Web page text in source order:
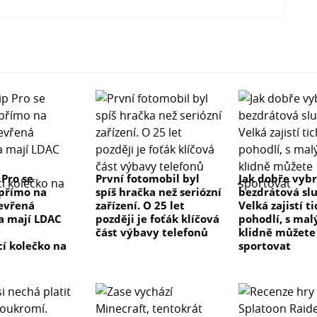
se
na
mají LDAC
kolečko na
První fotomobil byl
spíš hračka než seriózní
zařízení. O 25 let
později je foťák klíčová
část výbavy telefonů
Jak dobře
bezdrátová
Velká zajistí
pohodlí, s
klidně můžete
sportovat